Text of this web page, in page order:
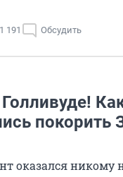
1 191 Обсудить
покорить
оказался никому